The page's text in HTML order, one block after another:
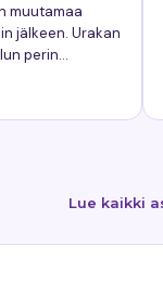
muutamaa
jälkeen. Urakan
perin
Lue kaikki